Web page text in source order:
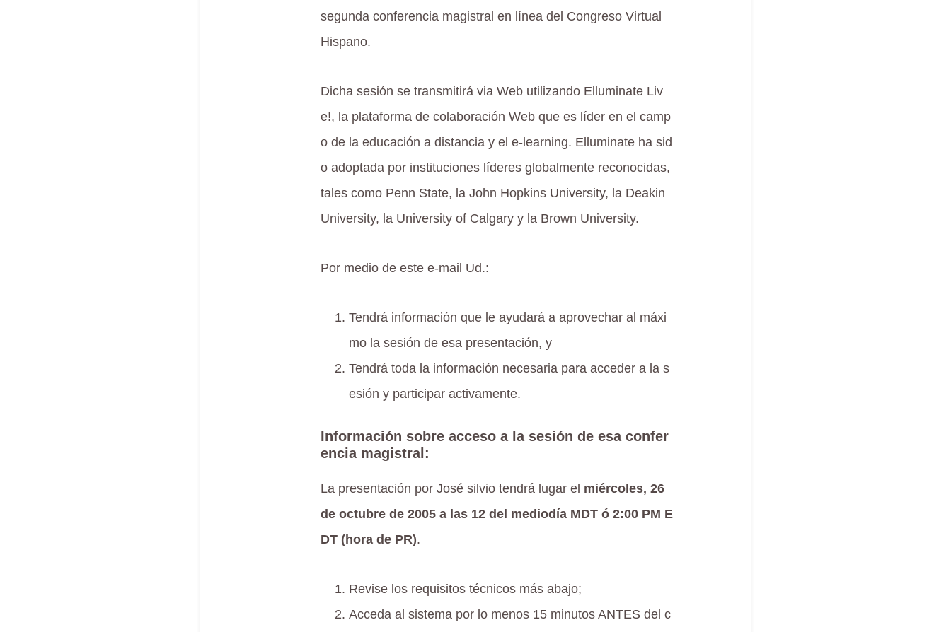
segunda conferencia magistral en línea del Congreso Virtual
Hispano.
Dicha sesión se transmitirá via Web utilizando Elluminate Liv
e!, la plataforma de colaboración Web que es líder en el camp
o de la educación a distancia y el e-learning. Elluminate ha sid
o adoptada por instituciones líderes globalmente reconocidas,
tales como Penn State, la John Hopkins University, la Deakin
University, la University of Calgary y la Brown University.
Por medio de este e-mail Ud.:
Tendrá información que le ayudará a aprovechar al máxi
mo la sesión de esa presentación, y
Tendrá toda la información necesaria para acceder a la s
esión y participar activamente.
Información sobre acceso a la sesión de esa confer
encia magistral:
La presentación por José silvio tendrá lugar el miércoles, 26
de octubre de 2005 a las 12 del mediodía MDT ó 2:00 PM E
DT (hora de PR).
Revise los requisitos técnicos más abajo;
Acceda al sistema por lo menos 15 minutos ANTES del c